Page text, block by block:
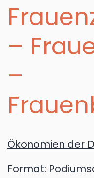
–
–
Ökonomien der
Format: